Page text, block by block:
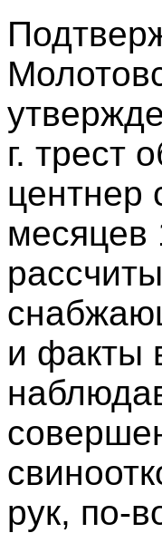
г. трест
центнер
месяцев
и факты
рук, по-